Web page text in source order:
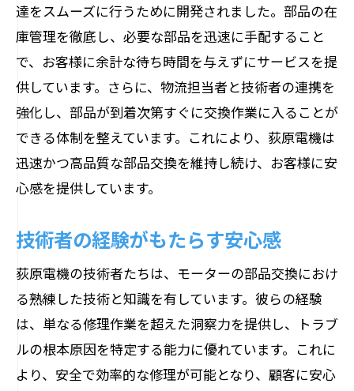
地域のニーズを反映したソリューション
迅速な問題解決を目指す体制
モーターの多様な問題への対応力
持続可能なサービス提供への取り組み
地域の産業支援と連携
問題解決のためのプロアクティブなアプ
ローチ
ービスを提供
安心のための徹底した品質管理
お客様ファーストのサービス姿勢
長野県内での迅速な対応体制
トラブル対応の迅速さと正確さ
長期的なパートナーシップの構築
達をスムーズに行うために開発されました。部品の在
庫管理を徹底し、必要な部品を迅速に手配すること
で、お客様に余計な待ち時間を与えずにサービスを提
供しています。さらに、物流担当者と技術者の連携を
強化し、部品が到着次第すぐに交換作業に入ることが
できる体制を整えています。これにより、荻原電機は
迅速かつ高品質な部品交換を維持し続け、お客様に安
心感を提供しています。
技術者の経験がもたらす安心感
荻原電機の技術者たちは、モーターの部品交換におけ
る熟練した技術と知識を有しています。彼らの経験
は、単なる修理作業を超えた洞察力を提供し、トラブ
ルの根本原因を特定する能力に優れています。これに
より、安全で効率的な修理が可能となり、顧客に安心